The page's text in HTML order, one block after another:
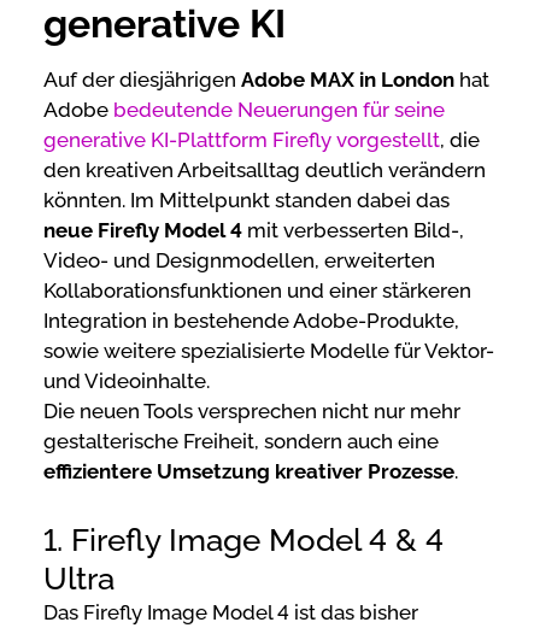
generative KI
Auf der diesjährigen Adobe MAX in London hat
Adobe bedeutende Neuerungen für seine
generative KI-Plattform Firefly vorgestellt, die
den kreativen Arbeitsalltag deutlich verändern
könnten. Im Mittelpunkt standen dabei das
neue Firefly Model 4 mit verbesserten Bild-,
Video- und Designmodellen, erweiterten
Kollaborationsfunktionen und einer stärkeren
Integration in bestehende Adobe-Produkte,
sowie weitere spezialisierte Modelle für Vektor-
und Videoinhalte.
Die neuen Tools versprechen nicht nur mehr
gestalterische Freiheit, sondern auch eine
effizientere Umsetzung kreativer Prozesse.
1. Firefly Image Model 4 & 4
Ultra
Das Firefly Image Model 4 ist das bisher